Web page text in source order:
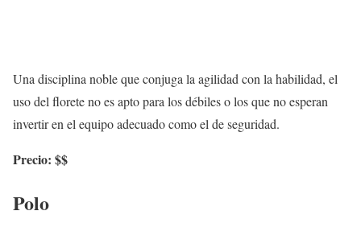
Una disciplina noble que conjuga la agilidad con la habilidad, el
uso del florete no es apto para los débiles o los que no esperan
invertir en el equipo adecuado como el de seguridad.
Precio: $$
Polo